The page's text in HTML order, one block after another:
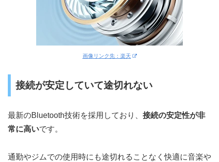
画像リンク先：楽天
接続が安定していて途切れない
最新のBluetooth技術を採用しており、 接続の安定性が非
常に高いです。
通勤やジムでの使用時にも途切れることなく快適に音楽や